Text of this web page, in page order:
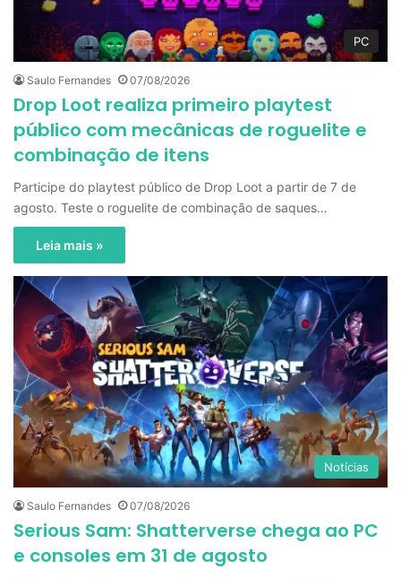
PC
Saulo Fernandes 07/08/2026
Drop Loot realiza primeiro playtest
público com mecânicas de roguelite e
combinação de itens
Participe do playtest público de Drop Loot a partir de 7 de
agosto. Teste o roguelite de combinação de saques…
Leia mais »
Notícias
Saulo Fernandes 07/08/2026
Serious Sam: Shatterverse chega ao PC
e consoles em 31 de agosto